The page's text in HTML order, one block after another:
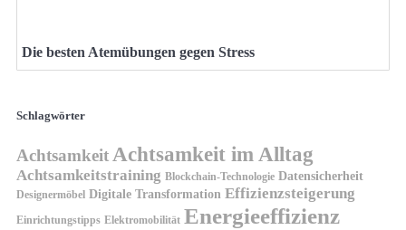
Die besten Atemübungen gegen Stress
Schlagwörter
AchtsamkeitAchtsamkeit im Alltag
Achtsamkeitstraining Blockchain-Technologie Datensicherheit
Designermöbel Digitale Transformation Effizienzsteigerung
Einrichtungstipps Elektromobilität Energieeffizienz